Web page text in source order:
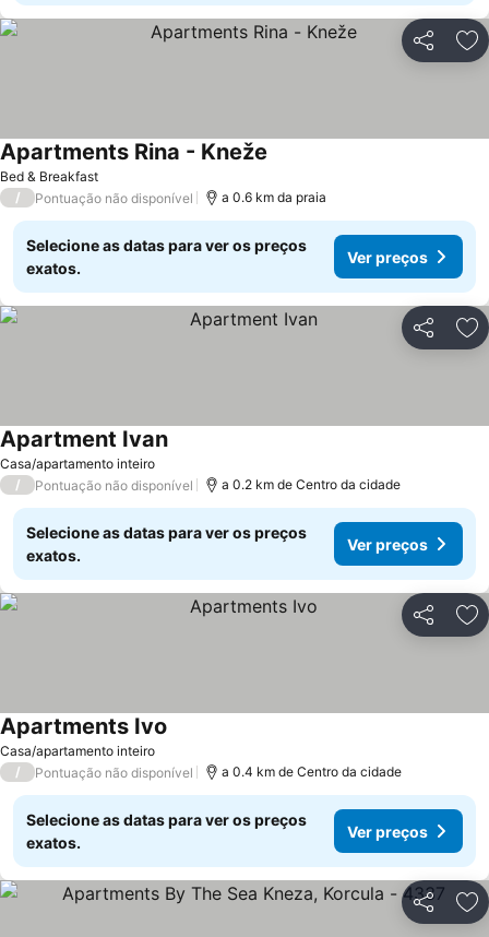
Partilhar
Bed & Breakfast
Apartments Rina - Kneže
/ Pontuação não disponível a 0.6 km da praia
Selecione as datas para ver os preços
exatos.
Ver preços
Partilhar
Casa/apartamento inteiro
Apartment Ivan
/ Pontuação não disponível a 0.2 km de Centro da cidade
Selecione as datas para ver os preços
exatos.
Ver preços
Partilhar
Casa/apartamento inteiro
Apartments Ivo
/ Pontuação não disponível a 0.4 km de Centro da cidade
Selecione as datas para ver os preços
exatos.
Ver preços
Partilhar